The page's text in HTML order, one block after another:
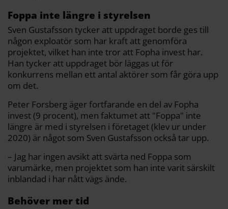
Foppa inte längre i styrelsen
Sven Gustafsson tycker att uppdraget borde ges till
någon exploatör som har kraft att genomföra
projektet, vilket han inte tror att Fopha invest har.
Han tycker att uppdraget bör läggas ut för
konkurrens mellan ett antal aktörer som får göra upp
om det.
Peter Forsberg äger fortfarande en del av Fopha
invest (9 procent), men faktumet att "Foppa" inte
längre är med i styrelsen i företaget (klev ur under
2020) är något som Sven Gustafsson också tar upp.
– Jag har ingen avsikt att svärta ned Foppa som
varumärke, men projektet som han inte varit särskilt
inblandad i har nått vägs ände.
Behöver mer tid